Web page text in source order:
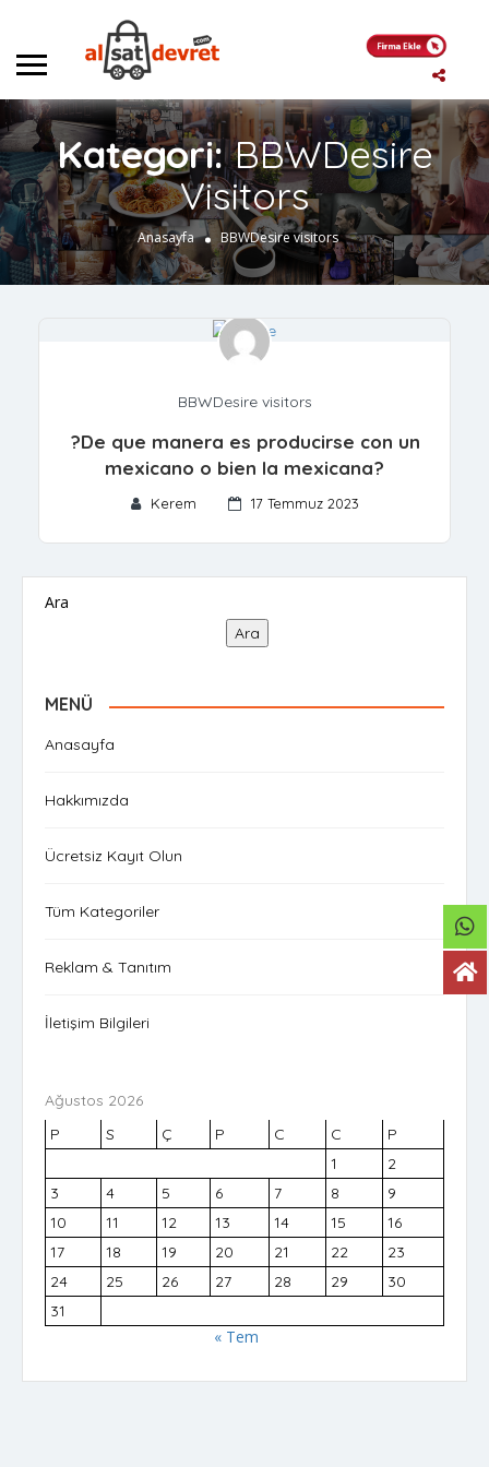
Kategori:BBWDesire
Visitors
Anasayfa BBWDesire visitors
BBWDesire visitors
?De que manera es producirse con un
mexicano o bien la mexicana?
Kerem 17 Temmuz 2023
Ara
Ara
MENÜ
Anasayfa
Hakkımızda
Ücretsiz Kayıt Olun
Tüm Kategoriler
Reklam & Tanıtım
İletişim Bilgileri
Ağustos 2026
P
S Ç P C C
P
1
2
3
4 5 6 7 8
9
10
11 12 13 14 15
16
17
18 19 20 21 22
23
24
25 26 27 28 29
30
31
« Tem